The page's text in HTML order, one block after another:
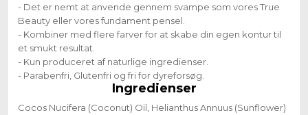
- Det er nemt at anvende gennem svampe som vores True
Beauty eller vores fundament pensel.
- Kombiner med flere farver for at skabe din egen kontur til
et smukt resultat.
- Kun produceret af naturlige ingredienser.
- Parabenfri, Glutenfri og fri for dyreforsøg.
Ingredienser
Cocos Nucifera (Coconut) Oil, Helianthus Annuus (Sunflower)